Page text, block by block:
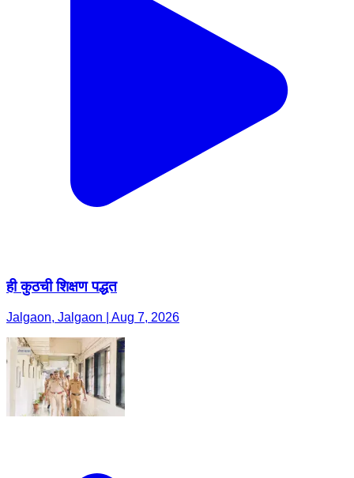
ही कुठची शिक्षण पद्धत
Jalgaon, Jalgaon | Aug 7, 2026